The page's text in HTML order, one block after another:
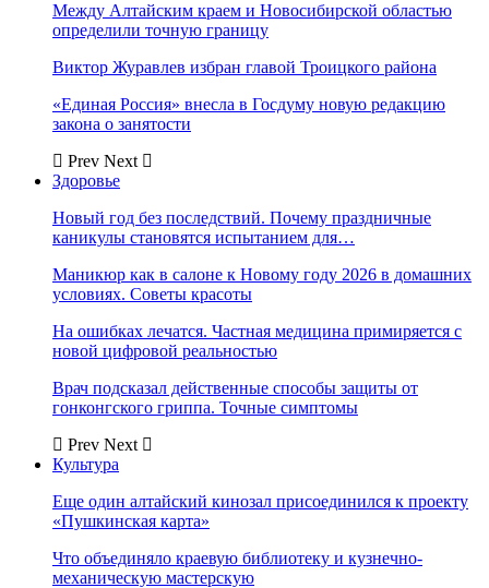
Между Алтайским краем и Новосибирской областью
определили точную границу
Виктор Журавлев избран главой Троицкого района
«Единая Россия» внесла в Госдуму новую редакцию
закона о занятости
Prev Next
Здоровье
Новый год без последствий. Почему праздничные
каникулы становятся испытанием для…
Маникюр как в салоне к Новому году 2026 в домашних
условиях. Советы красоты
На ошибках лечатся. Частная медицина примиряется с
новой цифровой реальностью
Врач подсказал действенные способы защиты от
гонконгского гриппа. Точные симптомы
Prev Next
Культура
Еще один алтайский кинозал присоединился к проекту
«Пушкинская карта»
Что объединяло краевую библиотеку и кузнечно-
механическую мастерскую